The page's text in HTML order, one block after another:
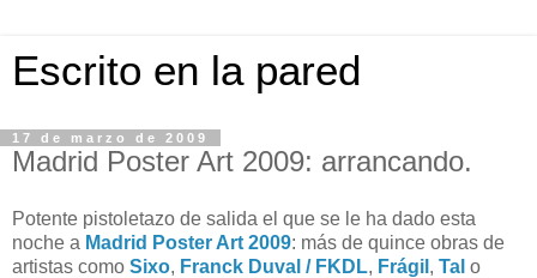
Escrito en la pared
17 de marzo de 2009
Madrid Poster Art 2009: arrancando.
Potente pistoletazo de salida el que se le ha dado esta
noche a Madrid Poster Art 2009: más de quince obras de
artistas como Sixo, Franck Duval / FKDL, Frágil , Tal o